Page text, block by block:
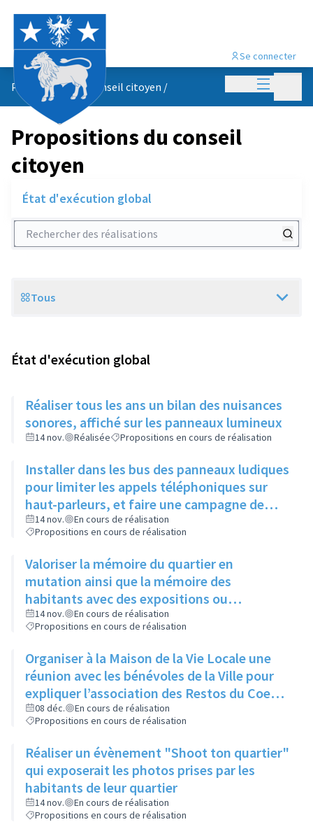
Menu
Se connecter
Propositions du conseil citoyen /
Propositions du conseil
citoyen
État d'exécution global
Rechercher des réalisations
Scope
Tous
État d'exécution global
Réaliser tous les ans un bilan des nuisances
sonores, affiché sur les panneaux lumineux
14 nov. Réalisée Propositions en cours de réalisation
Installer dans les bus des panneaux ludiques
pour limiter les appels téléphoniques sur
haut-parleurs, et faire une campagne de
sensibilisation sur la dangerosité des bruits
forts
14 nov.
En cours de réalisation
Propositions en cours de réalisation
Valoriser la mémoire du quartier en
mutation ainsi que la mémoire des
habitants avec des expositions ou
l'implantation de sculptures
14 nov.
En cours de réalisation
Propositions en cours de réalisation
Organiser à la Maison de la Vie Locale une
réunion avec les bénévoles de la Ville pour
expliquer l’association des Restos du Coeur
et son manque d’aide
08 déc.
En cours de réalisation
Propositions en cours de réalisation
Réaliser un évènement "Shoot ton quartier"
qui exposerait les photos prises par les
habitants de leur quartier
14 nov.
En cours de réalisation
Propositions en cours de réalisation